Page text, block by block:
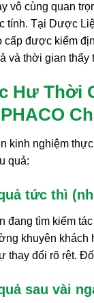
vô cùng quan
tính. Tại Dược
cấp được kiểm
và thời gian thấy
Hư Thời
kinh nghiệm
quả:
tức thì
đang tìm kiếm
khuyên khách
thay đổi rõ rệt.
sau vài